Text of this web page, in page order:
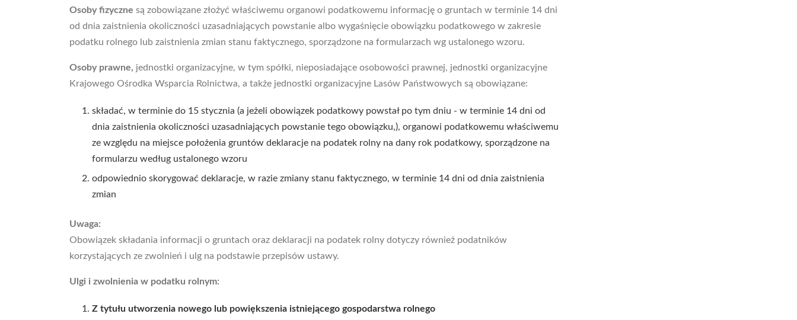
Osoby fizyczne są zobowiązane złożyć właściwemu organowi podatkowemu informację o gruntach w terminie 14 dni
od dnia zaistnienia okoliczności uzasadniających powstanie albo wygaśnięcie obowiązku podatkowego w zakresie
podatku rolnego lub zaistnienia zmian stanu faktycznego, sporządzone na formularzach wg ustalonego wzoru.
Osoby prawne, jednostki organizacyjne, w tym spółki, nieposiadające osobowości prawnej, jednostki organizacyjne
Krajowego Ośrodka Wsparcia Rolnictwa, a także jednostki organizacyjne Lasów Państwowych są obowiązane:
składać, w terminie do 15 stycznia (a jeżeli obowiązek podatkowy powstał po tym dniu - w terminie 14 dni od
dnia zaistnienia okoliczności uzasadniających powstanie tego obowiązku,), organowi podatkowemu właściwemu
ze względu na miejsce położenia gruntów deklaracje na podatek rolny na dany rok podatkowy, sporządzone na
formularzu według ustalonego wzoru
odpowiednio skorygować deklaracje, w razie zmiany stanu faktycznego, w terminie 14 dni od dnia zaistnienia
zmian
Uwaga:
Obowiązek składania informacji o gruntach oraz deklaracji na podatek rolny dotyczy również podatników
korzystających ze zwolnień i ulg na podstawie przepisów ustawy.
Ulgi i zwolnienia w podatku rolnym:
Z tytułu utworzenia nowego lub powiększenia istniejącego gospodarstwa rolnego